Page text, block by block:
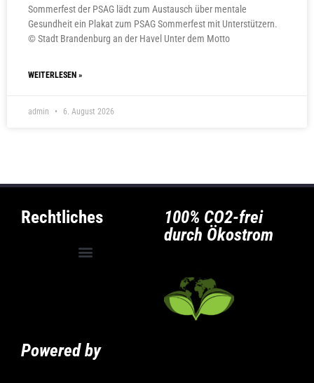
Sommerfest der PSAG lädt zum Austausch über mentale
Gesundheit ein Plakat zum PSAG Sommerfest mit Unterstützern.
© Stadt Brandenburg an der Havel Unter dem Motto
WEITERLESEN »
admin 6. August 2026
Rechtliches
100% CO2-frei
durch Ökostrom
Powered by